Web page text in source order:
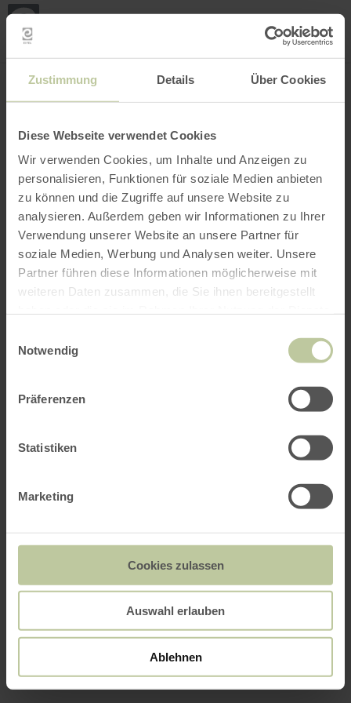
Zustimmung Details Über Cookies
Diese Webseite verwendet Cookies
Wir verwenden Cookies, um Inhalte und Anzeigen zu
personalisieren, Funktionen für soziale Medien anbieten
zu können und die Zugriffe auf unsere Website zu
analysieren. Außerdem geben wir Informationen zu Ihrer
Verwendung unserer Website an unsere Partner für
soziale Medien, Werbung und Analysen weiter. Unsere
Partner führen diese Informationen möglicherweise mit
weiteren Daten zusammen, die Sie ihnen bereitgestellt
Notwendig
Präferenzen
Statistiken
Marketing
Cookies zulassen
Auswahl erlauben
Ablehnen
CARTE INTERACTIVE
ma
Ouvrir le filtre